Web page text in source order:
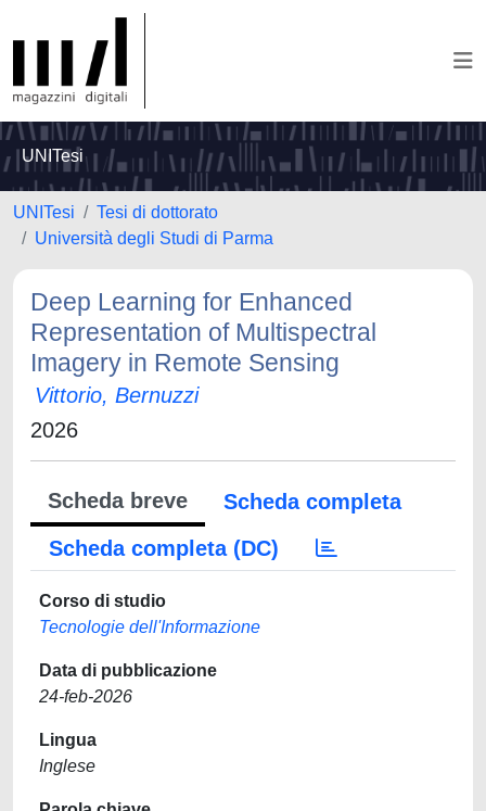
UNITesi
UNITesi
Tesi di dottorato
Università degli Studi di Parma
Deep Learning for Enhanced
Representation of Multispectral
Imagery in Remote Sensing
Vittorio, Bernuzzi
2026
Scheda breve
Scheda completa
Scheda completa (DC)
Corso di studio
Tecnologie dell'Informazione
Data di pubblicazione
24-feb-2026
Lingua
Inglese